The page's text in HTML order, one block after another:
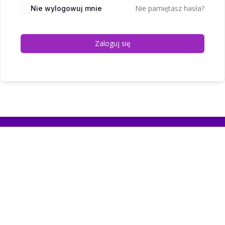
Nie wylogowuj mnie Nie pamiętasz hasła?
Zaloguj się